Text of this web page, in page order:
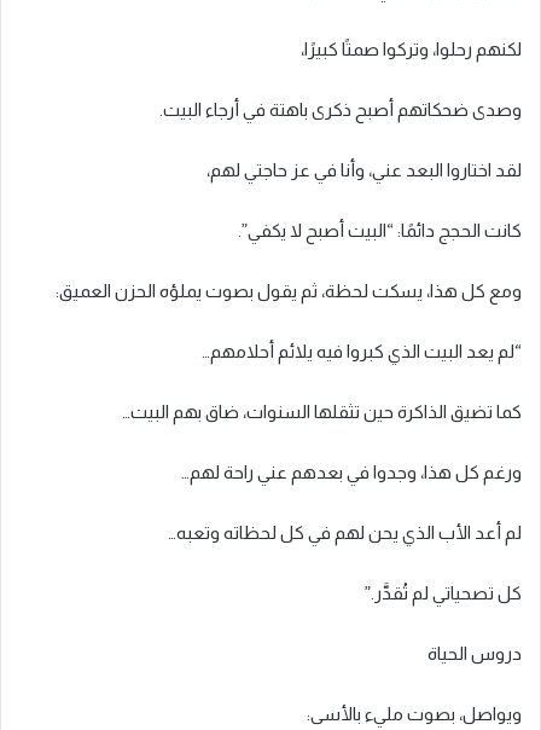
لكنهم رحلوا، وتركوا صمتًا كبيرًا،
وصدى ضحكاتهم أصبح ذكرى باهتة في أرجاء البيت.
لقد اختاروا البعد عني، وأنا في عز حاجتي لهم،
كانت الحجج دائمًا: “البيت أصبح لا يكفي”.
ومع كل هذا، يسكت لحظة، ثم يقول بصوت يملؤه الحزن العميق:
“لم يعد البيت الذي كبروا فيه يلائم أحلامهم…
كما تضيق الذاكرة حين تثقلها السنوات، ضاق بهم البيت…
ورغم كل هذا، وجدوا في بعدهم عني راحة لهم…
لم أعد الأب الذي يحن لهم في كل لحظاته وتعبه…
كل تصحياتي لم تُقدَّر.”
دروس الحياة
ويواصل، بصوت مليء بالأسى: